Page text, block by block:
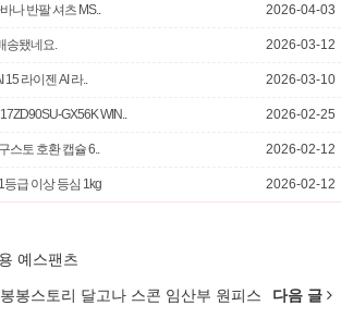
나 반팔 셔츠 MS.. 2026-04-03
송됐네요. 2026-03-12
15 라이젠 AI 라.. 2026-03-10
GX56K WIN.. 2026-02-25
스토 호환 캡슐 6.. 2026-02-12
급 이상 등심 1kg 2026-02-12
예스팬츠
봉봉스토리 달고나 스콘 임산부 원피스 다음 글